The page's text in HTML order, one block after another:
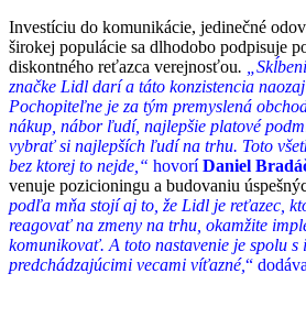
Investíciu do komunikácie, jedinečné
širokej populácie sa dlhodobo podpisuje
diskontného reťazca verejnosťou.
značke Lidl darí a táto konzistencia
Pochopiteľne je za tým premyslená
nákup, nábor ľudí, najlepšie platové
vybrať si najlepších ľudí na trhu. Toto
bez ktorej to nejde,“ hovoríDaniel
venuje pozicioningu a budovaniu
podľa mňa stojí aj to, že Lidl je reťazec,
reagovať na zmeny na trhu, okamžite
komunikovať. A toto nastavenie je spolu s
predchádzajúcimi vecami víťazné,“